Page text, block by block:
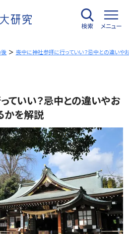
検索 メニュー
後 喪中に神社参拝に行っていい？忌中との違いや
ていい？忌中との違いやお
かを解説